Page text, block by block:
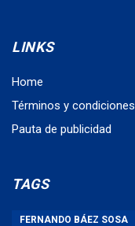
LINKS
Home
Términos y condiciones
Pauta de publicidad
TAGS
FERNANDO BÁEZ SOSA